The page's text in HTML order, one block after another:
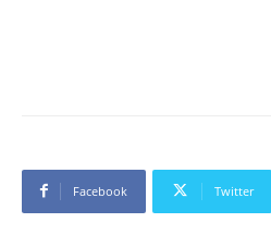
Facebook Twitter